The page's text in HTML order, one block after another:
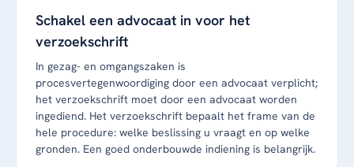
Schakel een advocaat in voor het
verzoekschrift
In gezag- en omgangszaken is
procesvertegenwoordiging door een advocaat verplicht;
het verzoekschrift moet door een advocaat worden
ingediend. Het verzoekschrift bepaalt het frame van de
hele procedure: welke beslissing u vraagt en op welke
gronden. Een goed onderbouwde indiening is belangrijk.